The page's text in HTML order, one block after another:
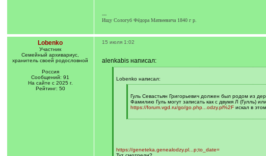
---
Ищу Сологуб Фёдора Матвеевича 1840 г р.
Lobenko
Участник
Семейный архивариус,
хранитель своей родословной
Россия
Сообщений: 91
На сайте с 2025 г.
Рейтинг: 50
15 июля 1:02
alenkabis написал:
qLobenko написал:
q
]
Гуль Севастьян Григорьевич должен был родом из
Фамилию Гуль могут записать как с двумя Л (Гулль)
https://forum.vgd.ru/go/go.php...odzy.pl%2Fискал в
[
https://geneteka.genealodzy.pl...p;to_date=